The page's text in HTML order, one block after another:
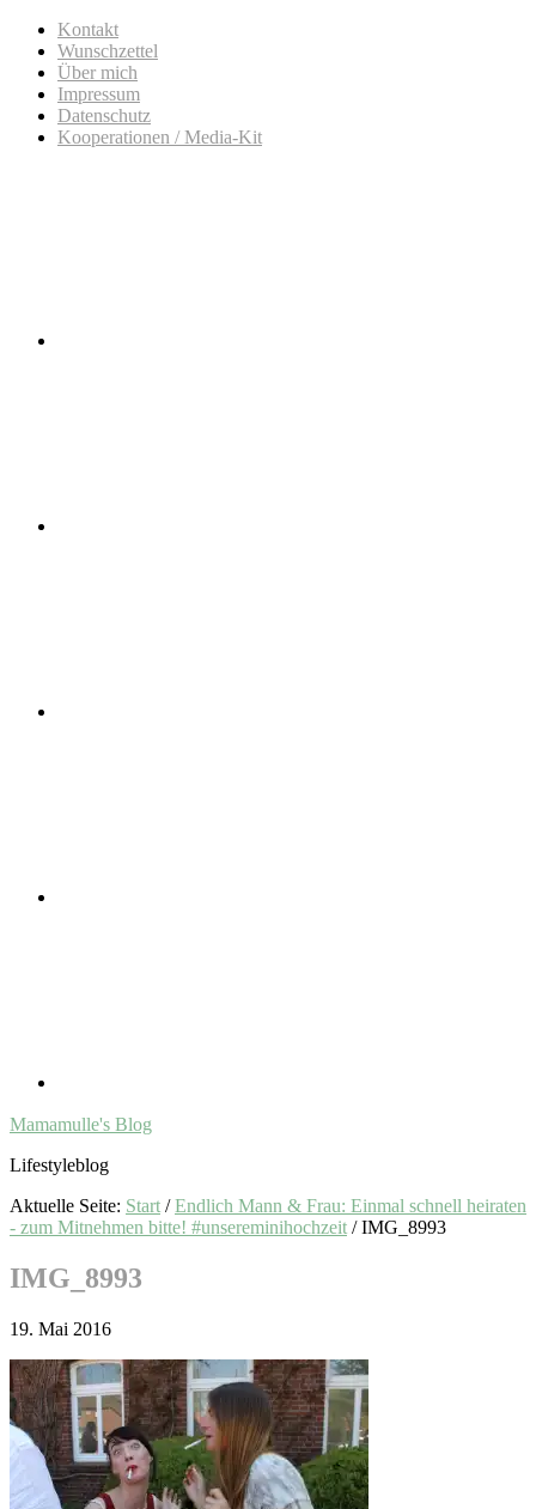
Kontakt
Wunschzettel
Über mich
Impressum
Datenschutz
Kooperationen / Media-Kit
Mamamulle's Blog
Lifestyleblog
Aktuelle Seite: Start / Endlich Mann & Frau: Einmal schnell heiraten
- zum Mitnehmen bitte! #unsereminihochzeit /IMG_8993
IMG_8993
19. Mai 2016